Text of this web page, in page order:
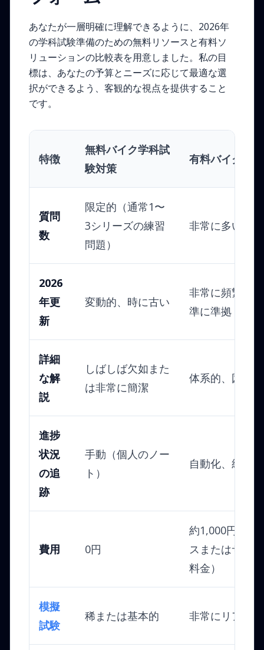
あなたが一層明確に理解できるように、2026年
の学科試験準備のための無料リソースと有料ソ
リューションの比較表を用意しました。私の目
標は、あなたの予算とニーズに応じて最適な選
択ができるよう、客観的な視点を提供すること
です。
特徴
無料バイク学科試
験対策
有料バイク学
質問
数
限定的（通常1〜
3シリーズの練習
問題）
非常に多い（
2026
年更
新
変動的、時に古い
非常に頻繁、
準に準拠
詳細
な解
説
しばしば欠如また
は非常に簡潔
体系的、図や
進捗
状況
の追
跡
手動（個人のノー
ト）
自動化、統計
費用 0円
約1,000円から
スまたはサブ
料金）
模擬
試験
稀または基本的 非常にリアル